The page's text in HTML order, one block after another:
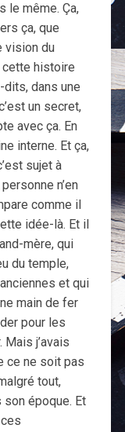
le même. Ça,
ça, que
vision du
cette histoire
dits, dans une
un secret,
avec ça. En
interne. Et ça,
sujet à
n’en
comme il
idée-là. Et il
mère, qui
du temple,
et qui
main de fer
pour les
j’avais
ce ne soit pas
tout,
son époque. Et